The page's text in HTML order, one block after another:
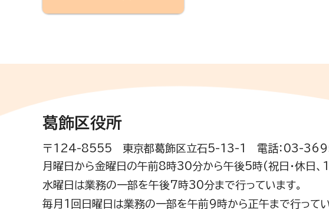
葛飾区役所
〒124-8555 東京都葛飾区立石5-13-1 電話：03-
月曜日から金曜日の午前8時30分から午後5時(祝日・休日
水曜日は業務の一部を午後7時30分まで行っています。
毎月1回日曜日は業務の一部を午前9時から正午まで行ってい